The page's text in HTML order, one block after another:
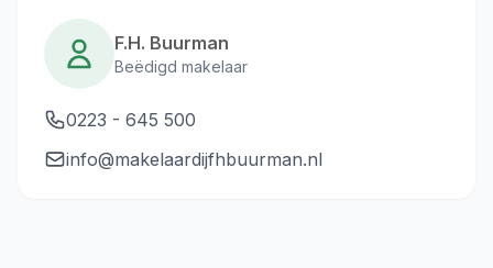
F.H. Buurman
Beëdigd makelaar
0223 - 645 500
info@makelaardijfhbuurman.nl